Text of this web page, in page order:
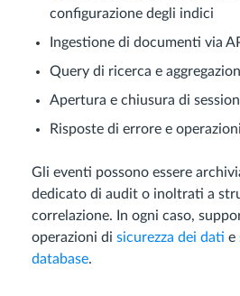
configurazione degli indici
Ingestione di documenti via
Query di ricerca e
Apertura e chiusura di
Risposte di errore e
Gli eventi possono essere
dedicato di audit o inoltrati a
correlazione. In ogni caso,
operazioni di sicurezza dei dati e
database.